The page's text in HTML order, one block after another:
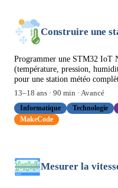
Construire une
Programmer une STM32 IoT
(température, pression,
pour une station météo
13–18 ans · 90 min · Avancé
Informatique
Technologie
MakeCode
Mesurer la